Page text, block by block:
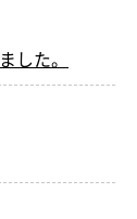
した。